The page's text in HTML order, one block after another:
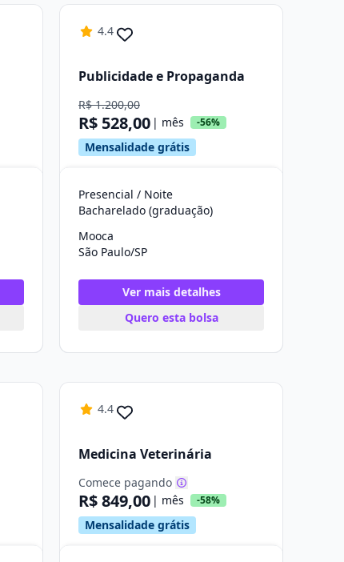
4.4
Publicidade e Propaganda
R$ 1.200,00
R$ 528,00 | mês -56%
Mensalidade grátis
Presencial / Noite
Bacharelado (graduação)
Mooca
São Paulo/SP
Ver mais detalhes
Quero esta bolsa
4.4
Medicina Veterinária
Comece pagando
R$ 849,00 | mês -58%
Mensalidade grátis